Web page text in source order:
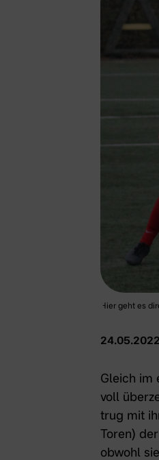
Hier geht es
24.05.2022
Gleich im
voll
trug mit
Toren)
obwohl